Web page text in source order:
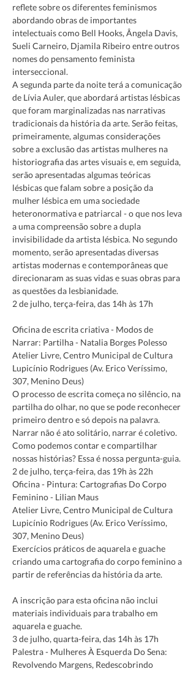
reflete sobre os diferentes feminismos
abordando obras de importantes
intelectuais como Bell Hooks, Ângela Davis,
Sueli Carneiro, Djamila Ribeiro entre outros
nomes do pensamento feminista
interseccional.
A segunda parte da noite terá a comunicação
de Lívia Auler, que abordará artistas lésbicas
que foram marginalizadas nas narrativas
tradicionais da história da arte. Serão feitas,
primeiramente, algumas considerações
sobre a exclusão das artistas mulheres na
historiografia das artes visuais e, em seguida,
serão apresentadas algumas teóricas
lésbicas que falam sobre a posição da
mulher lésbica em uma sociedade
heteronormativa e patriarcal - o que nos leva
a uma compreensão sobre a dupla
invisibilidade da artista lésbica. No segundo
momento, serão apresentadas diversas
artistas modernas e contemporâneas que
direcionaram as suas vidas e suas obras para
as questões da lesbianidade.
Oficina de escrita criativa - Modos de
Narrar: Partilha - Natalia Borges Polesso
Atelier Livre, Centro Municipal de Cultura
Lupicínio Rodrigues (Av. Erico Veríssimo,
307, Menino Deus)
O processo de escrita começa no silêncio, na
partilha do olhar, no que se pode reconhecer
primeiro dentro e só depois na palavra.
Narrar não é ato solitário, narrar é coletivo.
Como podemos contar e compartilhar
nossas histórias? Essa é nossa pergunta-guia.
2 de julho, terça-feira, das 19h às 22h
Oficina - Pintura: Cartografias Do Corpo
Feminino - Lilian Maus
Atelier Livre, Centro Municipal de Cultura
Lupicínio Rodrigues (Av. Erico Veríssimo,
307, Menino Deus)
Exercícios práticos de aquarela e guache
criando uma cartografia do corpo feminino a
A inscrição para esta oficina não inclui
materiais individuais para trabalho em
aquarela e guache.
3 de julho, quarta-feira, das 14h às 17h
Palestra - Mulheres À Esquerda Do Sena:
Revolvendo Margens, Redescobrindo